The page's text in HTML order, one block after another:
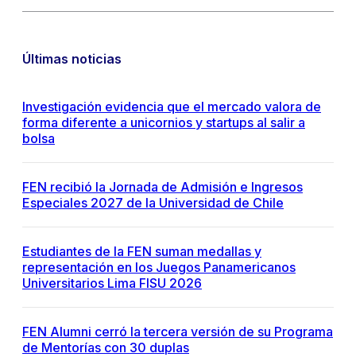
Últimas noticias
Investigación evidencia que el mercado valora de
forma diferente a unicornios y startups al salir a
bolsa
FEN recibió la Jornada de Admisión e Ingresos
Especiales 2027 de la Universidad de Chile
Estudiantes de la FEN suman medallas y
representación en los Juegos Panamericanos
Universitarios Lima FISU 2026
FEN Alumni cerró la tercera versión de su Programa
de Mentorías con 30 duplas